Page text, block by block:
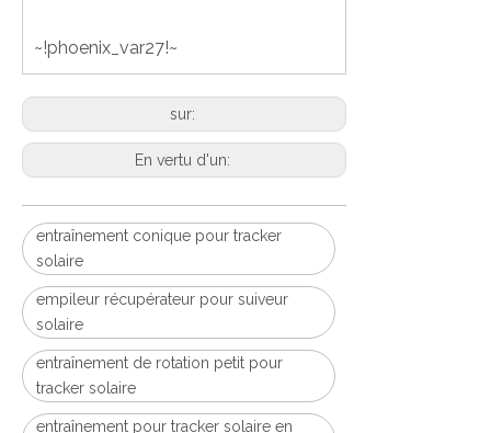
~!phoenix_var27!~
sur:
En vertu d'un:
entraînement conique pour tracker
solaire
empileur récupérateur pour suiveur
solaire
entraînement de rotation petit pour
tracker solaire
entraînement pour tracker solaire en